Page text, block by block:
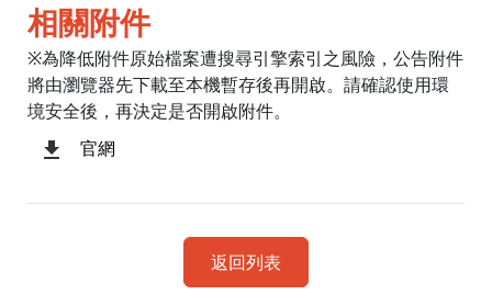
相關附件
※為降低附件原始檔案遭搜尋引擎索引之風險，公告附件
將由瀏覽器先下載至本機暫存後再開啟。請確認使用環
境安全後，再決定是否開啟附件。
官網
返回列表